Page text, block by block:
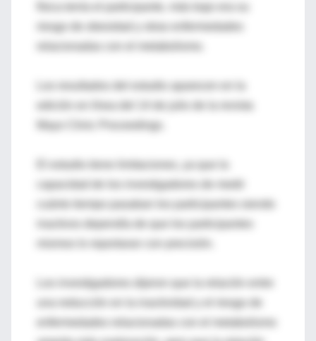
riesgo de obesidad y otras enfermedades
Los resultados del estudio aparecen en la
Mayo Clinic Proceedings.
capacidad de los investigadores de medir
cuánto tiempo pasaban los participantes siendo
Los investigadores dijeron que la relación entre
una reducción en la inactividad y el riesgo de